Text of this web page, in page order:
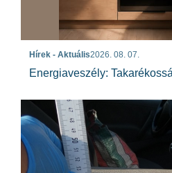
Hírek - Aktuális2026. 08. 07.
Energiaveszély: